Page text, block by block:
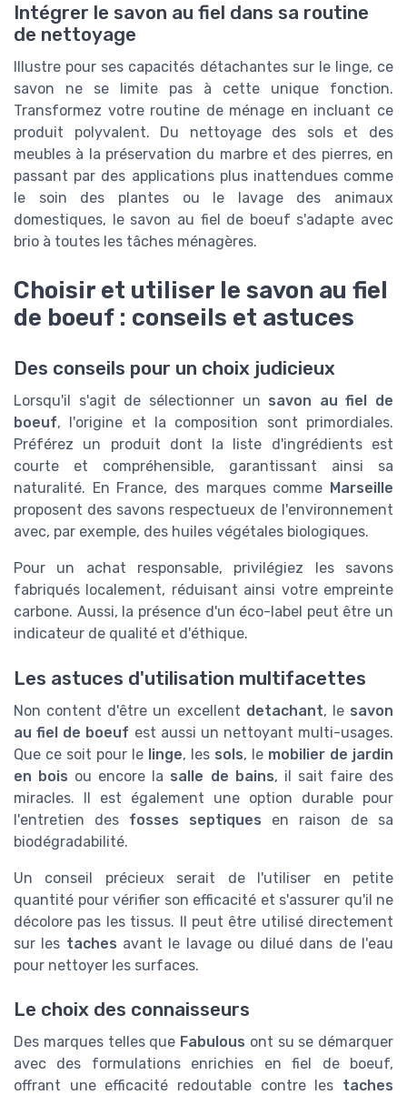
Intégrer le savon au fiel dans sa routine
de nettoyage
Illustre pour ses capacités détachantes sur le linge, ce
savon ne se limite pas à cette unique fonction.
Transformez votre routine de ménage en incluant ce
produit polyvalent. Du nettoyage des sols et des
meubles à la préservation du marbre et des pierres, en
passant par des applications plus inattendues comme
le soin des plantes ou le lavage des animaux
domestiques, le savon au fiel de boeuf s'adapte avec
brio à toutes les tâches ménagères.
Choisir et utiliser le savon au fiel
de boeuf : conseils et astuces
Des conseils pour un choix judicieux
Lorsqu'il s'agit de sélectionner un savon au fiel de
boeuf, l'origine et la composition sont primordiales.
Préférez un produit dont la liste d'ingrédients est
courte et compréhensible, garantissant ainsi sa
naturalité. En France, des marques comme Marseille
proposent des savons respectueux de l'environnement
avec, par exemple, des huiles végétales biologiques.
Pour un achat responsable, privilégiez les savons
fabriqués localement, réduisant ainsi votre empreinte
carbone. Aussi, la présence d'un éco-label peut être un
indicateur de qualité et d'éthique.
Les astuces d'utilisation multifacettes
Non content d'être un excellent detachant, le savon
au fiel de boeuf est aussi un nettoyant multi-usages.
Que ce soit pour le linge, les sols, le mobilier de jardin
en bois ou encore la salle de bains, il sait faire des
miracles. Il est également une option durable pour
l'entretien des fosses septiques en raison de sa
biodégradabilité.
Un conseil précieux serait de l'utiliser en petite
quantité pour vérifier son efficacité et s'assurer qu'il ne
décolore pas les tissus. Il peut être utilisé directement
sur les taches avant le lavage ou dilué dans de l'eau
pour nettoyer les surfaces.
Le choix des connaisseurs
Des marques telles que Fabulous ont su se démarquer
avec des formulations enrichies en fiel de boeuf,
offrant une efficacité redoutable contre les taches